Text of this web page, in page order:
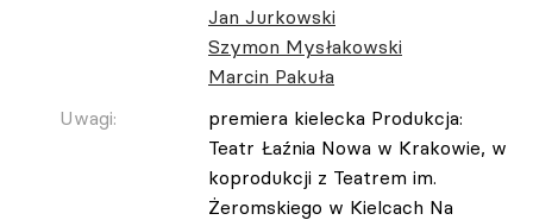
Jan Jurkowski
Szymon Mysłakowski
Marcin Pakuła
Uwagi:
premiera kielecka Produkcja:
Teatr Łaźnia Nowa w Krakowie, w
koprodukcji z Teatrem im.
Żeromskiego w Kielcach Na